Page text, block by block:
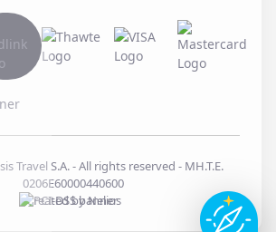
Travel S.A. - All rights reserved - MH.T.E.
0206E60000440600
Created byNelios